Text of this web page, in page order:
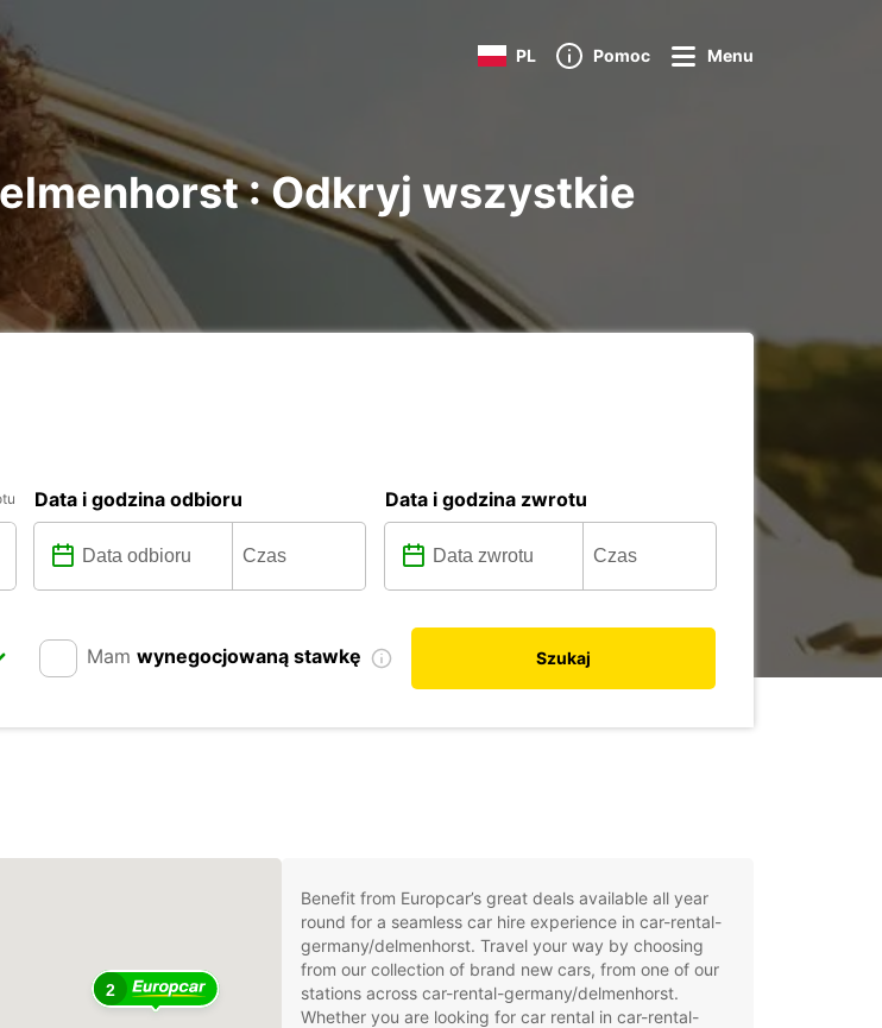
PL Pomoc Menu
: Odkryj wszystkie
Data i godzina odbioru Data i godzina zwrotu
Mam wynegocjowaną stawkę Szukaj
2
Benefit from Europcar’s great deals available all year
round for a seamless car hire experience in car-rental-
germany/delmenhorst. Travel your way by choosing
from our collection of brand new cars, from one of our
stations across car-rental-germany/delmenhorst.
Whether you are looking for car rental in car-rental-